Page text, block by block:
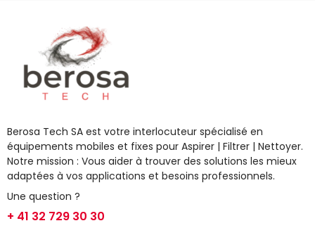
Berosa Tech SA est votre interlocuteur spécialisé en
équipements mobiles et fixes pour Aspirer | Filtrer | Nettoyer.
Notre mission : Vous aider à trouver des solutions les mieux
adaptées à vos applications et besoins professionnels.
Une question ?
+ 41 32 729 30 30